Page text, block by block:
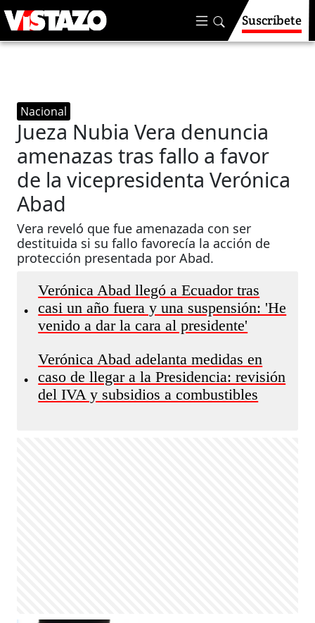
Suscríbete
Nacional
Jueza Nubia Vera denuncia
amenazas tras fallo a favor
de la vicepresidenta Verónica
Abad
Vera reveló que fue amenazada con ser
destituida si su fallo favorecía la acción de
protección presentada por Abad.
•
Verónica Abad llegó a Ecuador tras
casi un año fuera y una suspensión: 'He
venido a dar la cara al presidente'
•
Verónica Abad adelanta medidas en
caso de llegar a la Presidencia: revisión
del IVA y subsidios a combustibles